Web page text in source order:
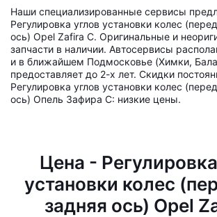
Наши специализированные сервисы
Регулировка углов установки колес
ось) Opel Zafira C. Оригинальные и
запчасти в наличии. Автосервисы
и в ближайшем Подмосковье (Химки,
предоставляет до 2-х лет. Скидки
Регулировка углов установки колес
ось) Опель Зафира C: низкие цены.
Цена -
установки колес
задняя ось) Opel